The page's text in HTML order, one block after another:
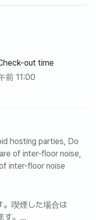
り、コンドミニアム
し、チェンマイの有
フェが徒歩圏内にあ
ん。警備員もとても
ンマイで1ヶ月間安全
は、1.5メートルの独
ルをお楽しみくださ
out time
前 11:00
hosting parties, Do
of inter-floor noise,
inter-floor noise
喫煙した場合は
。